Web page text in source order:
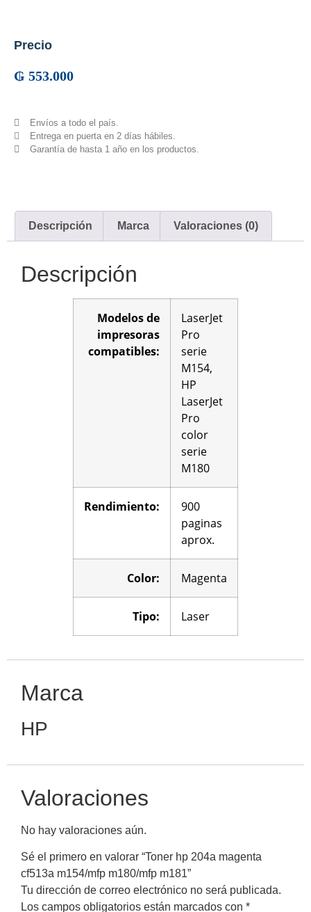
Precio
₲ 553.000
Envíos a todo el país.
Entrega en puerta en 2 días hábiles.
Garantía de hasta 1 año en los productos.
Descripción Marca Valoraciones (0)
Descripción
Modelos de
impresoras
compatibles:
LaserJet
Pro
serie
M154,
HP
LaserJet
Pro
color
serie
M180
Rendimiento:
900
paginas
aprox.
Color: Magenta
Tipo: Laser
Marca
HP
Valoraciones
No hay valoraciones aún.
Sé el primero en valorar “Toner hp 204a magenta
cf513a m154/mfp m180/mfp m181”
Tu dirección de correo electrónico no será publicada.
Los campos obligatorios están marcados con *